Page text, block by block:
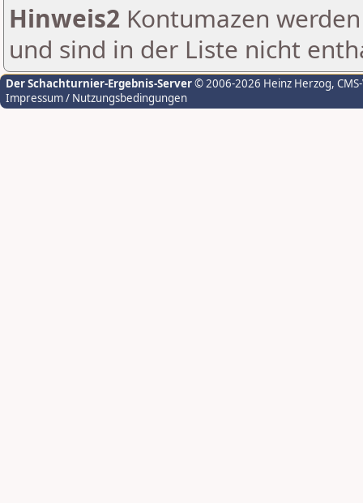
Hinweis2 Kontumazen
und sind in der Liste nicht
Der Schachturnier-Ergebnis-Server© 2006-2026 Heinz Herzog,
Impressum / Nutzungsbedingungen